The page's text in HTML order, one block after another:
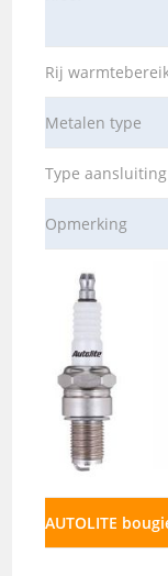
Rij
Metalen type
Type aansluiting
Opmerking
AUTOLITE